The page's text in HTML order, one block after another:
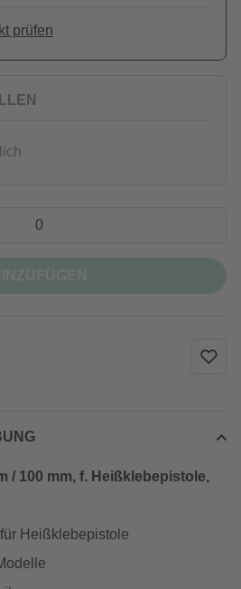
prüfen
/ 100 mm, f. Heißklebepistole,
Heißklebepistole